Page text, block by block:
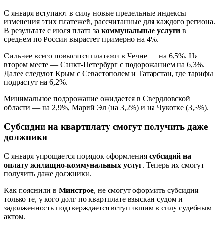
С января вступают в силу новые предельные индексы
изменения этих платежей, рассчитанные для каждого региона.
В результате с июля плата за коммунальные услуги в
среднем по России вырастет примерно на 4%.
Сильнее всего повысятся платежи в Чечне — на 6,5%. На
втором месте — Санкт-Петербург с подорожанием на 6,3%.
Далее следуют Крым с Севастополем и Татарстан, где тарифы
подрастут на 6,2%.
Минимальное подорожание ожидается в Свердловской
области — на 2,9%, Марий Эл (на 3,2%) и на Чукотке (3,3%).
Субсидии на квартплату смогут получить даже
должники
С января упрощается порядок оформления субсидий на
оплату жилищно-коммунальных услуг. Теперь их смогут
получить даже должники.
Как пояснили в Минстрое, не смогут оформить субсидии
только те, у кого долг по квартплате взыскан судом и
задолженность подтверждается вступившим в силу судебным
актом.